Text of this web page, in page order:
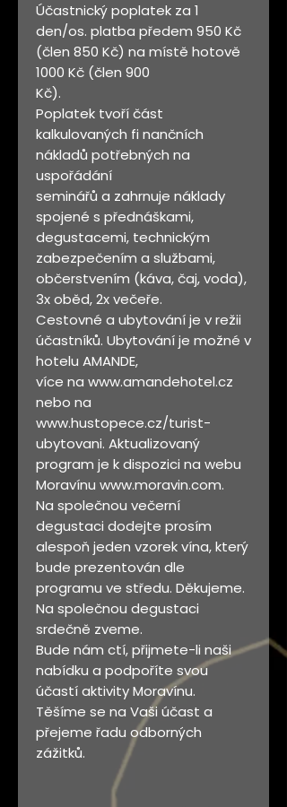
Účastnický poplatek za 1
den/os. platba předem 950 Kč
(člen 850 Kč) na místě hotově
1000 Kč (člen 900
Kč).
Poplatek tvoří část
kalkulovaných fi nančních
nákladů potřebných na
uspořádání
seminářů a zahrnuje náklady
spojené s přednáškami,
degustacemi, technickým
zabezpečením a službami,
občerstvením (káva, čaj, voda),
3x oběd, 2x večeře.
Cestovné a ubytování je v režii
účastníků. Ubytování je možné v
hotelu AMANDE,
více na www.amandehotel.cz
nebo na
www.hustopece.cz/turist-
ubytovani. Aktualizovaný
program je k dispozici na webu
Moravínu www.moravin.com.
Na společnou večerní
degustaci dodejte prosím
alespoň jeden vzorek vína, který
bude prezentován dle
programu ve středu. Děkujeme.
Na společnou degustaci
srdečně zveme.
Bude nám ctí, přijmete-li naši
nabídku a podpoříte svou
účastí aktivity Moravínu.
Těšíme se na Vaši účast a
přejeme řadu odborných
zážitků.